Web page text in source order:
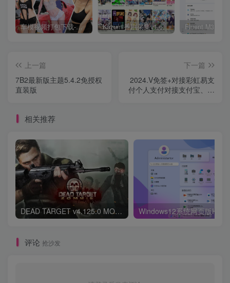
车模视频打包下载-高清无水印版 Kazumi番剧采集v1.6.9：支持自定义规则+在线观看+弹幕，跨平台下载
上一篇
7B2最新版主题5.4.2免授权
直装版
下一篇
2024.V免签+对接彩虹易支
付个人支付对接支付宝、微
相关推荐
DEAD TARGET v4.125.0 MOD APK (Unlimited Money, Mega Menu)
评论 抢沙发